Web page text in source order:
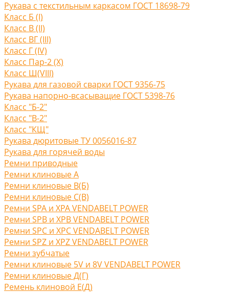
Рукава с текстильным каркасом ГОСТ 18698-79
Класс Б (I)
Класс В (II)
Класс ВГ (III)
Класс Г (IV)
Класс Пар-2 (X)
Класс Ш(VIII)
Рукава для газовой сварки ГОСТ 9356-75
Рукава напорно-всасыващие ГОСТ 5398-76
Класс "Б-2"
Класс "В-2"
Класс "КЩ"
Рукава дюритовые ТУ 0056016-87
Рукава для горячей воды
Ремни приводные
Ремни клиновые A
Ремни клиновые В(Б)
Ремни клиновые С(B)
Ремни SPA и XPA VENDABELT POWER
Ремни SPB и XPB VENDABELT POWER
Ремни SPC и XPC VENDABELT POWER
Ремни SPZ и XPZ VENDABELT POWER
Ремни зубчатые
Ремни клиновые 5V и 8V VENDABELT POWER
Ремни клиновые Д(Г)
Ремень клиновой Е(Д)